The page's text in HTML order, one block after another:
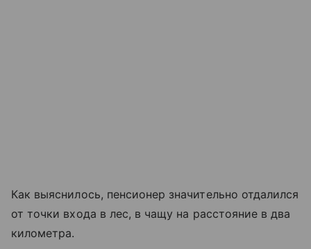
Как выяснилось, пенсионер значительно отдалился
от точки входа в лес, в чащу на расстояние в два
километра.